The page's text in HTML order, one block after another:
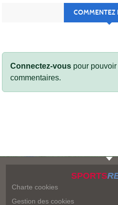
COMMENTEZ
Connectez-vous pour
commentaires.
SPORTS
Charte cookies
Gestion des cookies